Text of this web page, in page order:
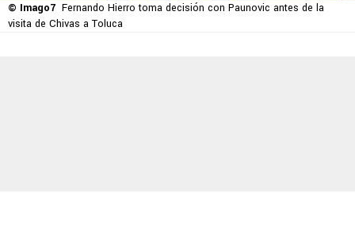
© Imago7 Fernando Hierro toma decisión con Paunovic antes de la
visita de Chivas a Toluca